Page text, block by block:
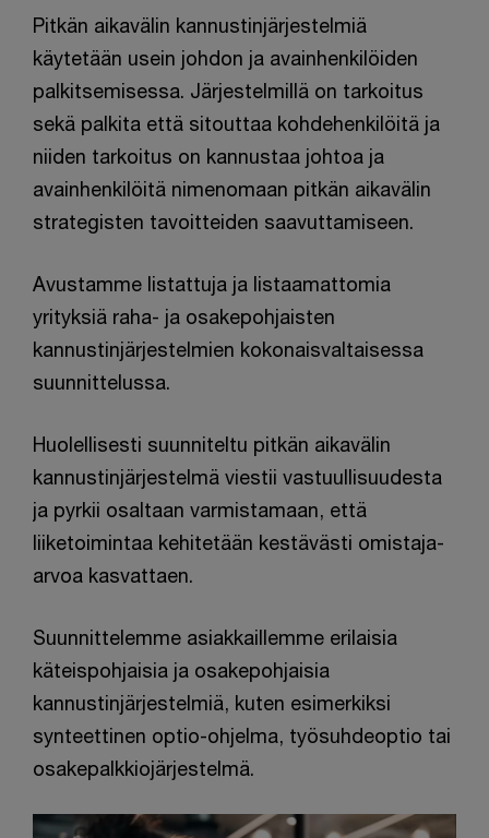
Pitkän aikavälin kannustinjärjestelmiä
käytetään usein johdon ja avainhenkilöiden
palkitsemisessa. Järjestelmillä on tarkoitus
sekä palkita että sitouttaa kohdehenkilöitä ja
niiden tarkoitus on kannustaa johtoa ja
avainhenkilöitä nimenomaan pitkän aikavälin
strategisten tavoitteiden saavuttamiseen.
Avustamme listattuja ja listaamattomia
yrityksiä raha- ja osakepohjaisten
kannustinjärjestelmien kokonaisvaltaisessa
suunnittelussa.
Huolellisesti suunniteltu pitkän aikavälin
kannustinjärjestelmä viestii vastuullisuudesta
ja pyrkii osaltaan varmistamaan, että
liiketoimintaa kehitetään kestävästi omistaja-
arvoa kasvattaen.
Suunnittelemme asiakkaillemme erilaisia
käteispohjaisia ja osakepohjaisia
kannustinjärjestelmiä, kuten esimerkiksi
synteettinen optio-ohjelma, työsuhdeoptio tai
osakepalkkiojärjestelmä.